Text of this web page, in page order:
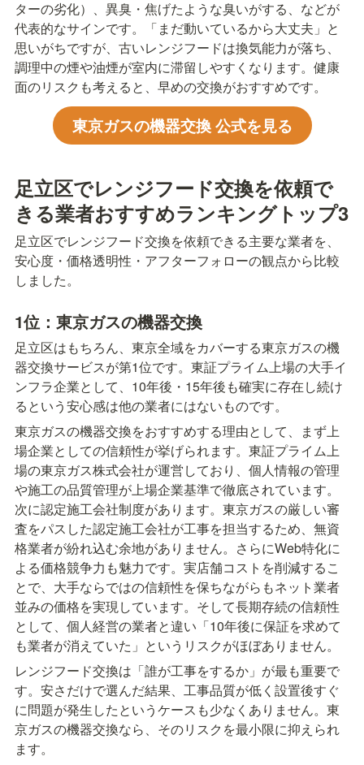
ターの劣化）、異臭・焦げたような臭いがする、などが
代表的なサインです。「まだ動いているから大丈夫」と
思いがちですが、古いレンジフードは換気能力が落ち、
調理中の煙や油煙が室内に滞留しやすくなります。健康
面のリスクも考えると、早めの交換がおすすめです。
東京ガスの機器交換 公式を見る
足立区でレンジフード交換を依頼で
きる業者おすすめランキングトップ3
足立区でレンジフード交換を依頼できる主要な業者を、
安心度・価格透明性・アフターフォローの観点から比較
しました。
1位：東京ガスの機器交換
足立区はもちろん、東京全域をカバーする東京ガスの機
器交換サービスが第1位です。東証プライム上場の大手イ
ンフラ企業として、10年後・15年後も確実に存在し続け
るという安心感は他の業者にはないものです。
東京ガスの機器交換をおすすめする理由として、まず上
場企業としての信頼性が挙げられます。東証プライム上
場の東京ガス株式会社が運営しており、個人情報の管理
や施工の品質管理が上場企業基準で徹底されています。
次に認定施工会社制度があります。東京ガスの厳しい審
査をパスした認定施工会社が工事を担当するため、無資
格業者が紛れ込む余地がありません。さらにWeb特化に
よる価格競争力も魅力です。実店舗コストを削減するこ
とで、大手ならではの信頼性を保ちながらもネット業者
並みの価格を実現しています。そして長期存続の信頼性
として、個人経営の業者と違い「10年後に保証を求めて
も業者が消えていた」というリスクがほぼありません。
レンジフード交換は「誰が工事をするか」が最も重要で
す。安さだけで選んだ結果、工事品質が低く設置後すぐ
に問題が発生したというケースも少なくありません。東
京ガスの機器交換なら、そのリスクを最小限に抑えられ
ます。